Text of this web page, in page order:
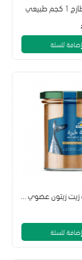
إضافة للسلة
إضافة للسلة